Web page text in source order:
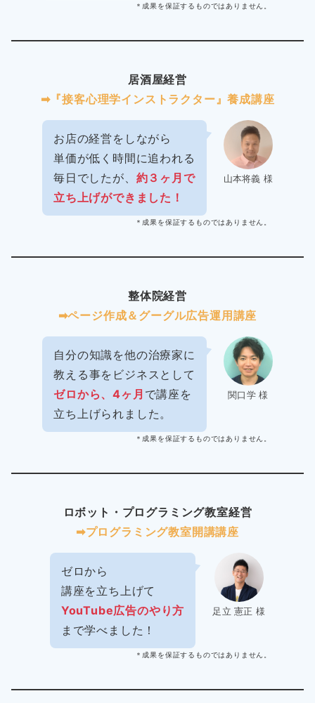
＊成果を保証するものではありません。
居酒屋経営
➡︎『接客心理学インストラクター』養成講座
山本将義 様
お店の経営をしながら
単価が低く時間に追われる
毎日でしたが、 約３ヶ月で
立ち上げができました！
＊成果を保証するものではありません。
整体院経営
➡︎ページ作成＆グーグル広告運用講座
関口学 様
自分の知識を他の治療家に
教える事をビジネスとして
ゼロから、4ヶ月 で講座を
立ち上げられました。
＊成果を保証するものではありません。
ロボット・プログラミング教室経営
➡︎プログラミング教室開講講座
足立 憲正 様
ゼロから
講座を立ち上げて
YouTube広告のやり方
まで学べました！
＊成果を保証するものではありません。